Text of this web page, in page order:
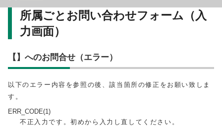
所属ごとお問い合わせフォーム（入
力画面）
【】へのお問合せ（エラー）
以下のエラー内容を参照の後、該当箇所の修正をお願い致しま
す。
ERR_CODE(1)
不正入力です。初めから入力し直してください。